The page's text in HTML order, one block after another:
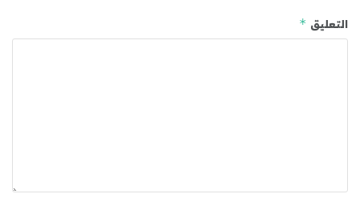
التعليق *